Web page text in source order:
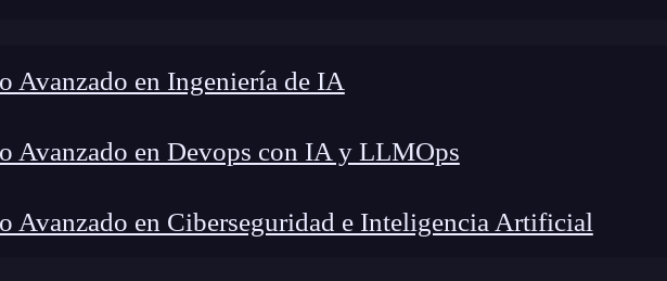
Avanzado en Ingeniería de IA
Avanzado en Devops con IA y LLMOps
Avanzado en Ciberseguridad e Inteligencia Artificial